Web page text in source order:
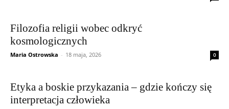
Filozofia religii wobec odkryć
kosmologicznych
Maria Ostrowska - 18 maja, 2026 0
Etyka a boskie przykazania – gdzie kończy się
interpretacja człowieka